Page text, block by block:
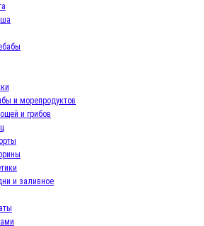
и морепродуктов
и грибов
и заливное